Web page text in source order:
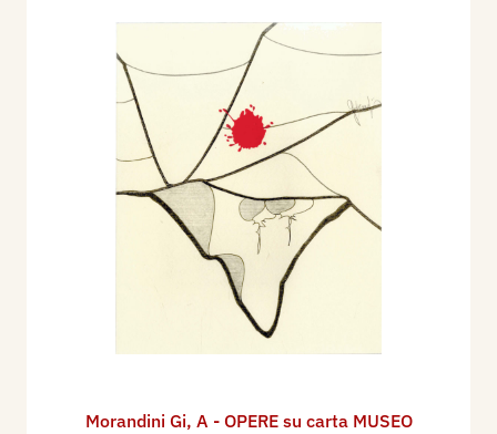
Morandini Gi, A - OPERE su carta MUSEO